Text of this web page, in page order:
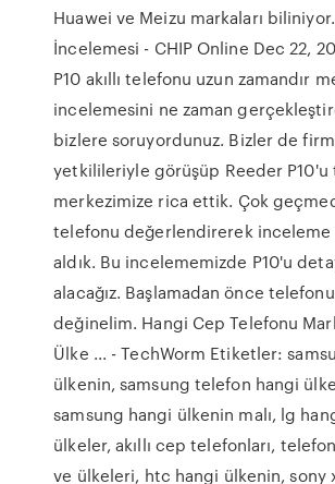
Huawei ve Meizu markaları
İncelemesi - CHIP Online Dec 22,
P10 akıllı telefonu uzun zamandır
incelemesini ne zaman
bizlere soruyordunuz. Bizler de
yetkilileriyle görüşüp Reeder P10'u
merkezimize rica ettik. Çok
telefonu değerlendirerek inceleme
aldık. Bu incelememizde P10'u
alacağız. Başlamadan önce
değinelim. Hangi Cep Telefonu
Ülke ... - TechWorm Etiketler:
ülkenin, samsung telefon hangi
samsung hangi ülkenin malı, lg
ülkeler, akıllı cep telefonları,
ve ülkeleri, htc hangi ülkenin, sony